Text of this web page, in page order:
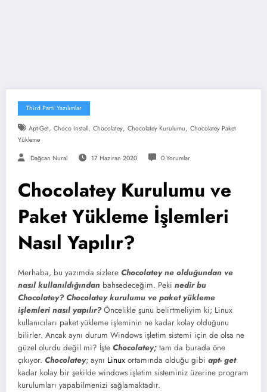
Third Parti Yazılımlar
Apt-Get, Choco Install, Chocolatey, Chocolatey Kurulumu, Chocolatey Paket
Yükleme
Dağcan Nural 17 Haziran 2020 0 Yorumlar
Chocolatey Kurulumu ve
Paket Yükleme İşlemleri
Nasıl Yapılır?
Merhaba, bu yazımda sizlere Chocolatey ne olduğundan ve
nasıl kullanıldığından bahsedeceğim. Peki nedir bu
Chocolatey? Chocolatey kurulumu ve paket yükleme
işlemleri nasıl yapılır?Öncelikle şunu belirtmeliyim ki; Linux
kullanıcıları paket yükleme işleminin ne kadar kolay olduğunu
bilirler. Ancak aynı durum Windows işletim sistemi için de olsa ne
güzel olurdu değil mi? İşte Chocolatey; tam da burada öne
çıkıyor. Chocolatey; aynı Linux ortamında olduğu gibi apt- get
kadar kolay bir şekilde windows işletim sisteminiz üzerine program
kurulumları yapabilmenizi sağlamaktadır.